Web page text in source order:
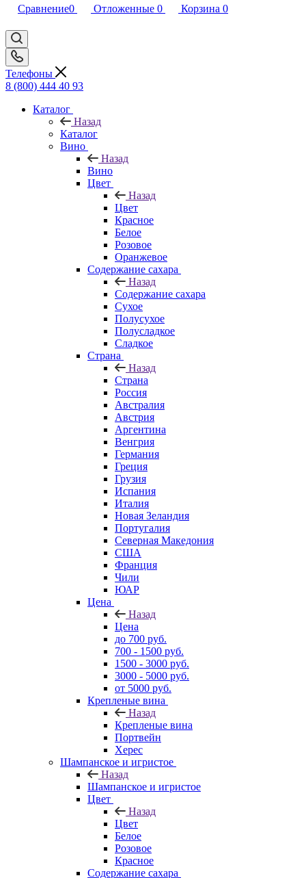
Сравнение0 Отложенные 0 Корзина 0
Телефоны
8 (800) 444 40 93
Каталог
Назад
Каталог
Вино
Назад
Вино
Цвет
Назад
Цвет
Красное
Белое
Розовое
Оранжевое
Содержание сахара
Назад
Содержание сахара
Сухое
Полусухое
Полусладкое
Сладкое
Страна
Назад
Страна
Россия
Австралия
Австрия
Аргентина
Венгрия
Германия
Греция
Грузия
Испания
Италия
Новая Зеландия
Португалия
Северная Македония
США
Франция
Чили
ЮАР
Цена
Назад
Цена
до 700 руб.
700 - 1500 руб.
1500 - 3000 руб.
3000 - 5000 руб.
от 5000 руб.
Крепленые вина
Назад
Крепленые вина
Портвейн
Херес
Шампанское и игристое
Назад
Шампанское и игристое
Цвет
Назад
Цвет
Белое
Розовое
Красное
Содержание сахара